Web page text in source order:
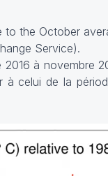
the October
Service).
à novembre
celui de la